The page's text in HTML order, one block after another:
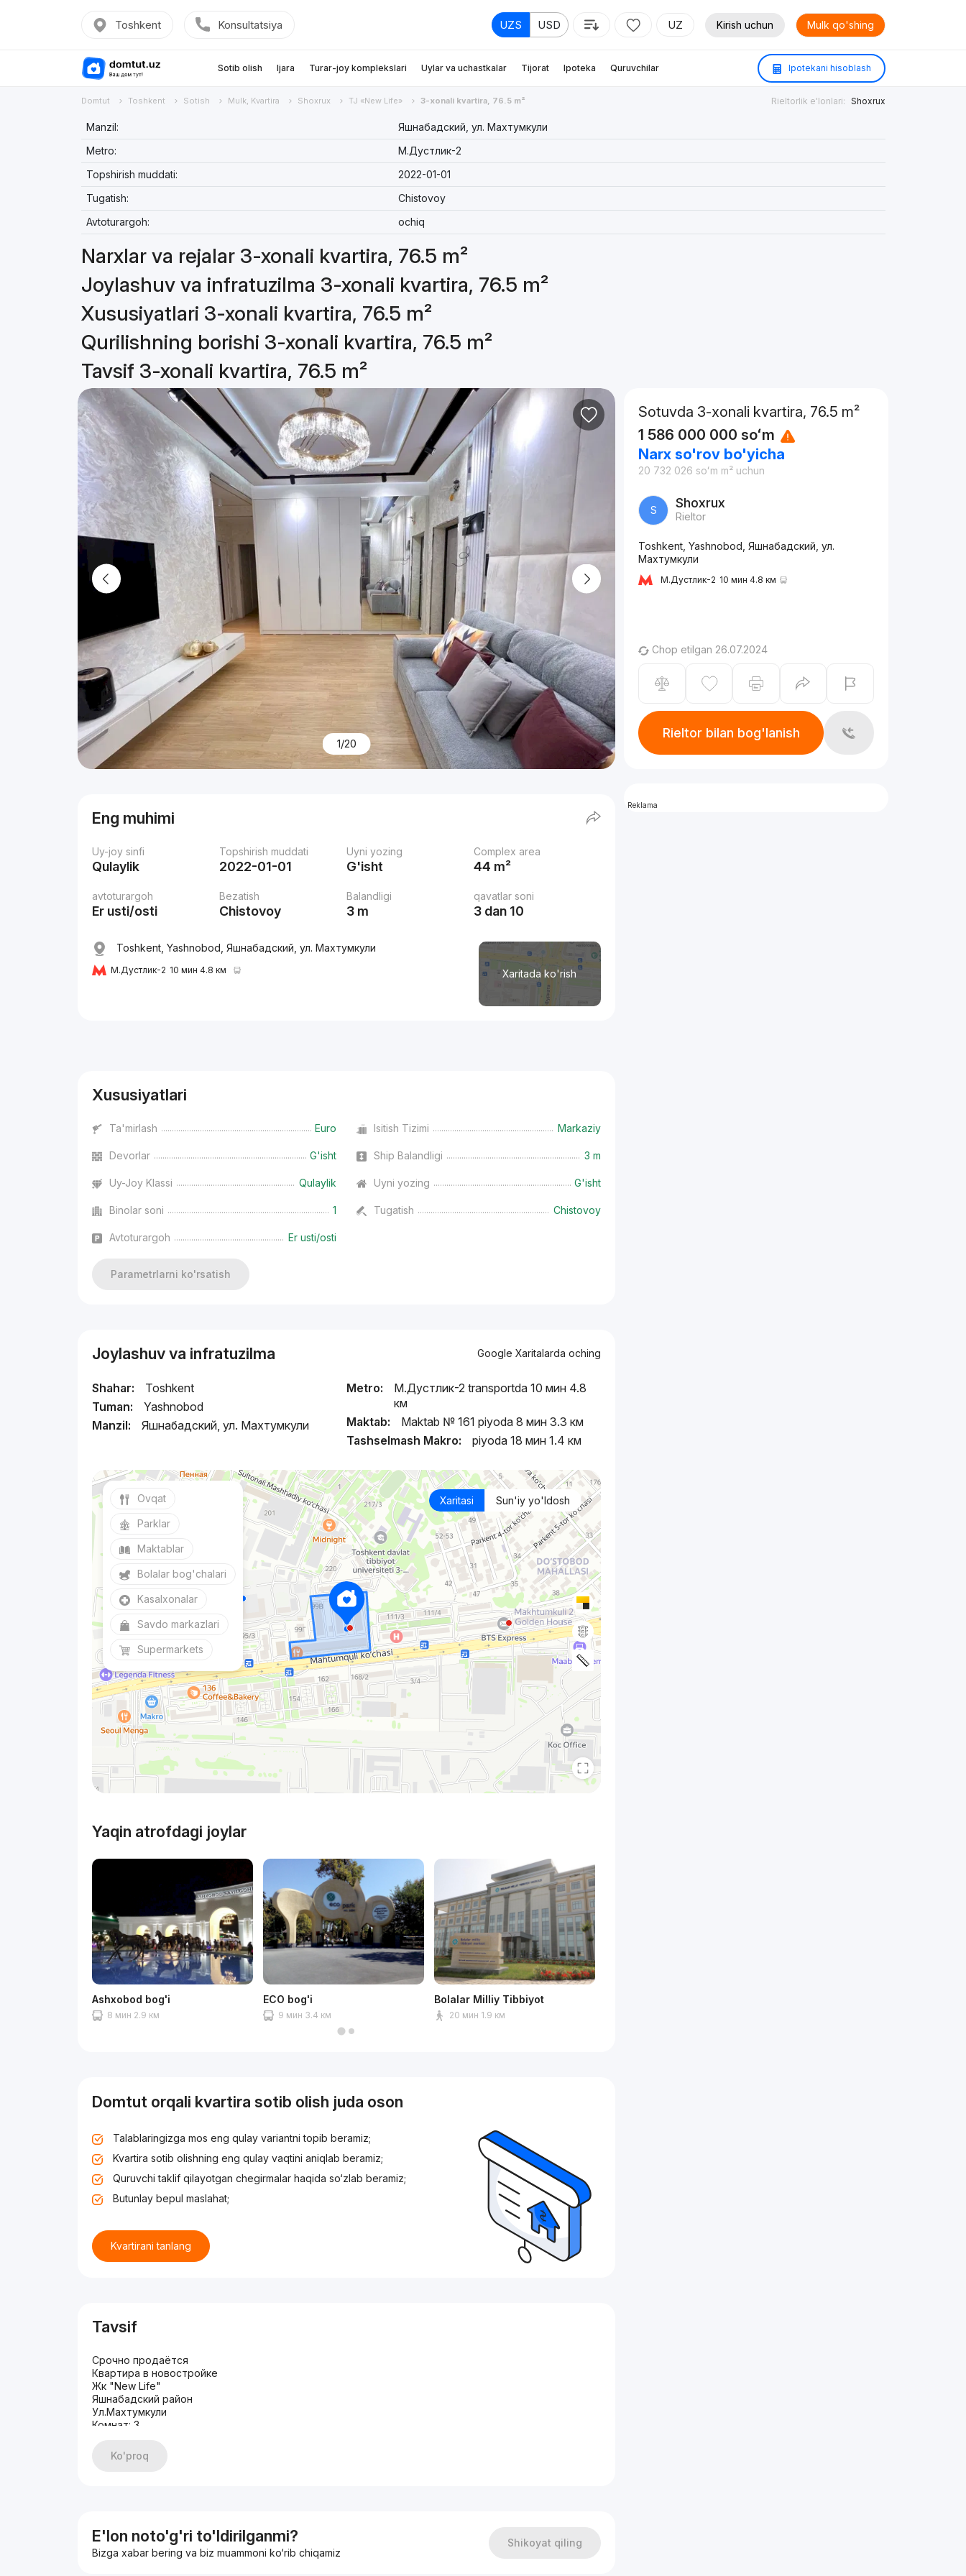
Toshkent Konsultatsiya UZS USD UZ Kirish uchun Mulk qo'shing
Sotib olish Ijara Turar-joy komplekslari Uylar va uchastkalar Tijorat Ipoteka Quruvchilar Ipotekani hisoblash
Domtut Toshkent Sotish Mulk, Kvartira Shoxrux TJ «New Life» 3-xonali kvartira, 76.5 m² Rieltorlik e'lonlari: Shoxrux
Manzil:
Яшнабадский, ул. Махтумкули
Metro:
М.Дустлик-2
Topshirish muddati:
2022-01-01
Tugatish:
Chistovoy
Avtoturargoh:
ochiq
Narxlar va rejalar 3-xonali kvartira, 76.5 m²
Joylashuv va infratuzilma 3-xonali kvartira, 76.5 m²
Xususiyatlari 3-xonali kvartira, 76.5 m²
Qurilishning borishi 3-xonali kvartira, 76.5 m²
Tavsif 3-xonali kvartira, 76.5 m²
1/20
Eng muhimi
Uy-joy sinfi
Qulaylik
Topshirish muddati
2022-01-01
Uyni yozing
G'isht
Complex area
44 m²
avtoturargoh
Er usti/osti
Bezatish
Chistovoy
Balandligi
3 m
qavatlar soni
3 dan 10
Xaritada ko'rish
Toshkent, Yashnobod, Яшнабадский, ул. Махтумкули
М.Дустлик-2 10 мин 4.8 км
Xususiyatlari
Ta'mirlash Euro Isitish Tizimi Markaziy
Devorlar G'isht Ship Balandligi 3 m
Uy-Joy Klassi Qulaylik Uyni yozing G'isht
Binolar soni 1 Tugatish Chistovoy
Avtoturargoh Er usti/osti
Parametrlarni ko'rsatish
Joylashuv va infratuzilma Google Xaritalarda oching
Shahar:
Toshkent
Tuman:
Yashnobod
Manzil:
Яшнабадский, ул. Махтумкули
Metro:
М.Дустлик-2 transportda 10 мин 4.8
км
Maktab:
Maktab № 161 piyoda 8 мин 3.3 км
Tashselmash Makro:
piyoda 18 мин 1.4 км
Xaritasi Sun'iy yo'ldosh
Ovqat
Parklar
Maktablar
Bolalar bog'chalari
Kasalxonalar
Savdo markazlari
Supermarkets
Yaqin atrofdagi joylar
Ashxobod bog'i
8 мин 2.9 км
ECO bog'i
9 мин 3.4 км
Bolalar Milliy Tibbiyot
20 мин 1.9 км
Domtut orqali kvartira sotib olish juda oson
Talablaringizga mos eng qulay variantni topib beramiz;
Kvartira sotib olishning eng qulay vaqtini aniqlab beramiz;
Quruvchi taklif qilayotgan chegirmalar haqida so‘zlab beramiz;
Butunlay bepul maslahat;
Kvartirani tanlang
Tavsif
Срочно продаётся
Квартира в новостройке
Жк "New Life"
Яшнабадский район
Ул.Махтумкули
Комнат: 3
Этажность: 9
Площадь: 76,5 кв.м
+99893-315-77-77
Ko'proq
E'lon noto'g'ri to'ldirilganmi?
Bizga xabar bering va biz muammoni ko‘rib chiqamiz
Shikoyat qiling
Sotuvda 3-xonali kvartira, 76.5 m²
1 586 000 000 soʻm
Narx so'rov bo'yicha
20 732 026 soʻm m² uchun
S Shoxrux
Rieltor
Toshkent, Yashnobod, Яшнабадский, ул.
Махтумкули
М.Дустлик-2 10 мин 4.8 км
Chop etilgan 26.07.2024
Rieltor bilan bog'lanish
Reklama